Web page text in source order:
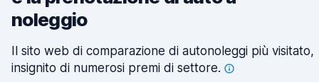
noleggio
Il sito web di comparazione di autonoleggi più visitato,
insignito di numerosi premi di settore.